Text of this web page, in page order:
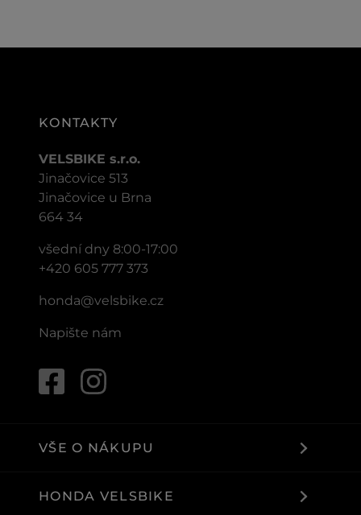
KONTAKTY
VELSBIKE s.r.o.
Jinačovice 513
Jinačovice u Brna
664 34
všední dny 8:00-17:00
+420 605 777 373
honda@velsbike.cz
Napište nám
VŠE O NÁKUPU
HONDA VELSBIKE